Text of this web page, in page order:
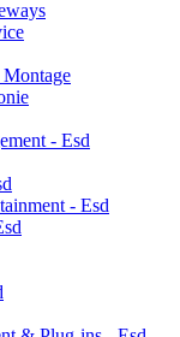
- Esd
- Esd